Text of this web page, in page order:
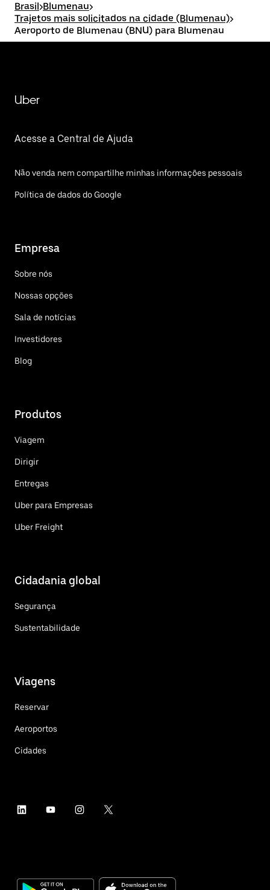
Brasil>Blumenau>
Trajetos mais solicitados na cidade (Blumenau)>
Aeroporto de Blumenau (BNU) para Blumenau
Uber
Acesse a Central de Ajuda
Não venda nem compartilhe minhas informações pessoais
Política de dados do Google
Empresa
Sobre nós
Nossas opções
Sala de notícias
Investidores
Blog
Produtos
Viagem
Dirigir
Entregas
Uber para Empresas
Uber Freight
Cidadania global
Segurança
Sustentabilidade
Viagens
Reservar
Aeroportos
Cidades